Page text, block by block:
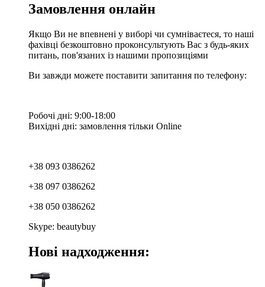
Замовлення онлайн
Якщо Ви не впевнені у виборі чи сумніваєтеся, то наші
фахівці безкоштовно проконсультують Вас з будь-яких
питань, пов'язаних із нашими пропозиціями
Ви завжди можете поставити запитання по телефону:
Робочі дні: 9:00-18:00
Вихідні дні: замовлення тільки Online
+38 093 0386262
+38 097 0386262
+38 050 0386262
Skype: beautybuy
Нові надходження: